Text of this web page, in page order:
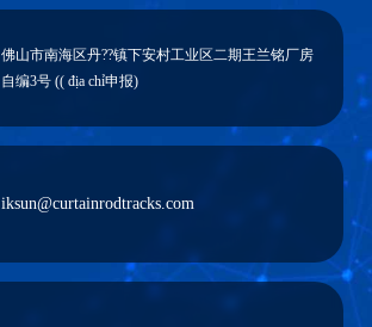
佛山市南海区丹??镇下安村工业区二期王兰铭厂房
自编3号 (( địa chỉ申报)
iksun@curtainrodtracks.com